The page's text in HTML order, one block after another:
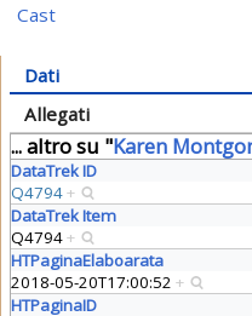
Cast
Dati
Allegati
... altro su "Karen
DataTrek ID
Q4794+
DataTrek Item
Q4794+
HTPaginaElaboarata
2018-05-20T17:00:52 +
HTPaginaID